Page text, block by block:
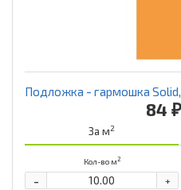
Подложка - гармошка
84 ₽
За м2
Кол-во м2
+
-